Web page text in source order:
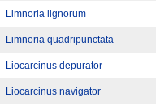
Limnoria lignorum
Limnoria quadripunctata
Liocarcinus depurator
Liocarcinus navigator